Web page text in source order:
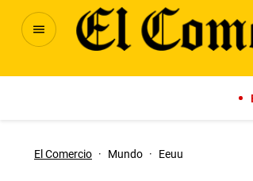
El Comercio · Mundo · Eeuu